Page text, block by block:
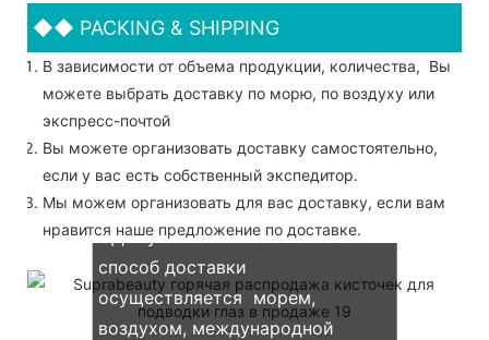
◆◆ PACKING & SHIPPING
В зависимости от объема продукции, количества, Вы
можете выбрать доставку по морю, по воздуху или
экспресс-почтой
Вы можете организовать доставку самостоятельно,
если у вас есть собственный экспедитор.
Мы можем организовать для вас доставку, если вам
нравится наше предложение по доставке.
Мы поддерживаем как OEM &
ОДМ-упаковка. Наш обычно
способ доставки
осуществляется морем,
воздухом, международной